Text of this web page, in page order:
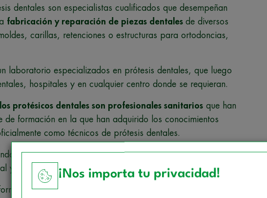
dentales son especialistas cualificados que desempeñan
fabricación y reparación de piezas dentales de diversos
carillas, retenciones o estructuras para ortodoncias,
laboratorio especializados en prótesis dentales, que luego
hospitales y en cualquier centro donde se requieran.
los protésicos dentales son profesionales sanitarios que han
de formación en la que han adquirido los conocimientos
como técnicos de prótesis dentales.
trabajar en esto, posiblemente te estés preguntando
y cuáles son las opciones formativas que hay disponibles.
que necesitas es una titulación de Técnico Superior
¡Nos importa tu privacidad!